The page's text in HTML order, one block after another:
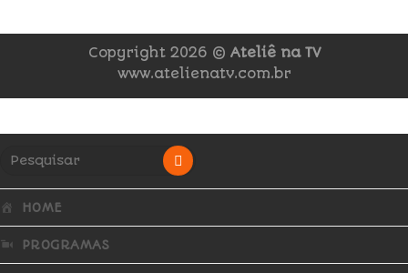
Copyright 2026 © Ateliê na TV
www.atelienatv.com.br
HOME
PROGRAMAS